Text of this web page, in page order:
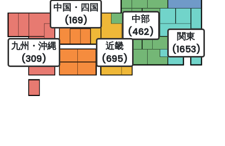
関東
(1653)
中部
(462)
近畿
(695)
中国・四国
(169)
九州・沖縄
(309)